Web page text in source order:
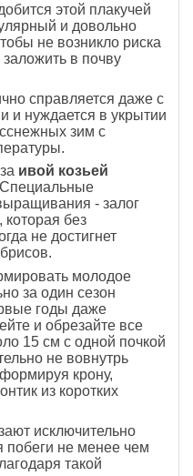
этой плакучей
и довольно
не возникло риска
в почву
справляется даже с
нуждается в укрытии
зим с
ивой козьей
- залог
которая без
не достигнет
молодое
за один сезон
годы даже
и обрезайте все
15 см с одной почкой
не вовнутрь
крону,
из коротких
исключительно
побеги не менее чем
такой